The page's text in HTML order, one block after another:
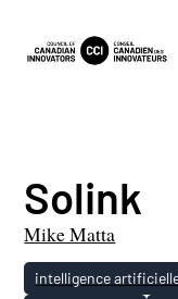
Solink
Mike Matta
intelligence